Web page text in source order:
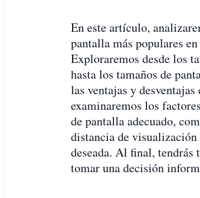
En este artículo,
pantalla más populares
Exploraremos desde los
hasta los tamaños de
las ventajas y
examinaremos los
de pantalla adecuado,
distancia de
deseada. Al final, tendrás
tomar una decisión